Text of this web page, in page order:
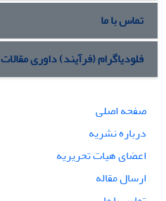
تماس با ما
فلودیاگرام (فرآیند) داوری مقالات
صفحه اصلی
درباره نشریه
اعضای هیات تحریریه
ارسال مقاله